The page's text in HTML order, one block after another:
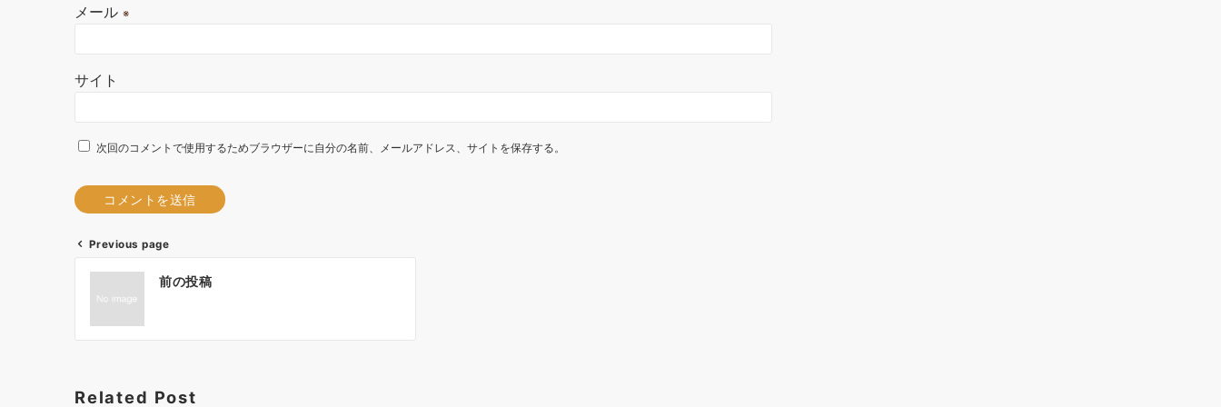
メール ※
サイト
次回のコメントで使用するためブラウザーに自分の名前、メールアドレス、サイトを保存する。
A
r
a
投
ナ
ゲ
Previous page
前の投稿
Related Post